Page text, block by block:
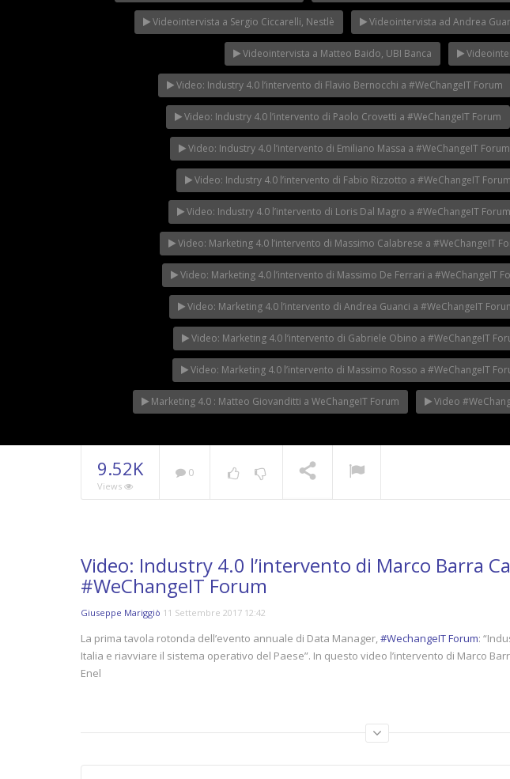
Videointervista a Sergio Ciccarelli, Nestlè Videointervista ad Andrea
Videointervista a Matteo Baido, UBI Banca
Video: Industry 4.0 l’intervento di Flavio Bernocchi a #WeChangeIT Forum
Video: Industry 4.0 l’intervento di Paolo Crovetti a #WeChangeIT Forum
Video: Industry 4.0 l’intervento di Emiliano Massa a #WeChangeIT Forum
Video: Industry 4.0 l’intervento di Fabio Rizzotto a #WeChangeIT Forum
Video: Industry 4.0 l’intervento di Loris Dal Magro a #WeChangeIT Forum
Video: Marketing 4.0 l’intervento di Massimo Calabrese a #WeChangeIT
Video: Marketing 4.0 l’intervento di Massimo De Ferrari a #WeChangeIT
Video: Marketing 4.0 l’intervento di Andrea Guanci a #WeChangeIT
Video: Marketing 4.0 l’intervento di Gabriele Obino a #WeChangeIT
Video: Marketing 4.0 l’intervento di Massimo Rosso a #WeChangeIT
Marketing 4.0 : Matteo Giovanditti a WeChangeIT Forum Video
9.52K
Views
0
Video: Industry 4.0 l’intervento di Marco Barra
#WeChangeIT Forum
Giuseppe Mariggiò 11 Settembre 2017 12:42
La prima tavola rotonda dell’evento annuale di Data Manager,#WechangeIT Forum:
Italia e riavviare il sistema operativo del Paese”. In questo video l’intervento di Marco
Enel